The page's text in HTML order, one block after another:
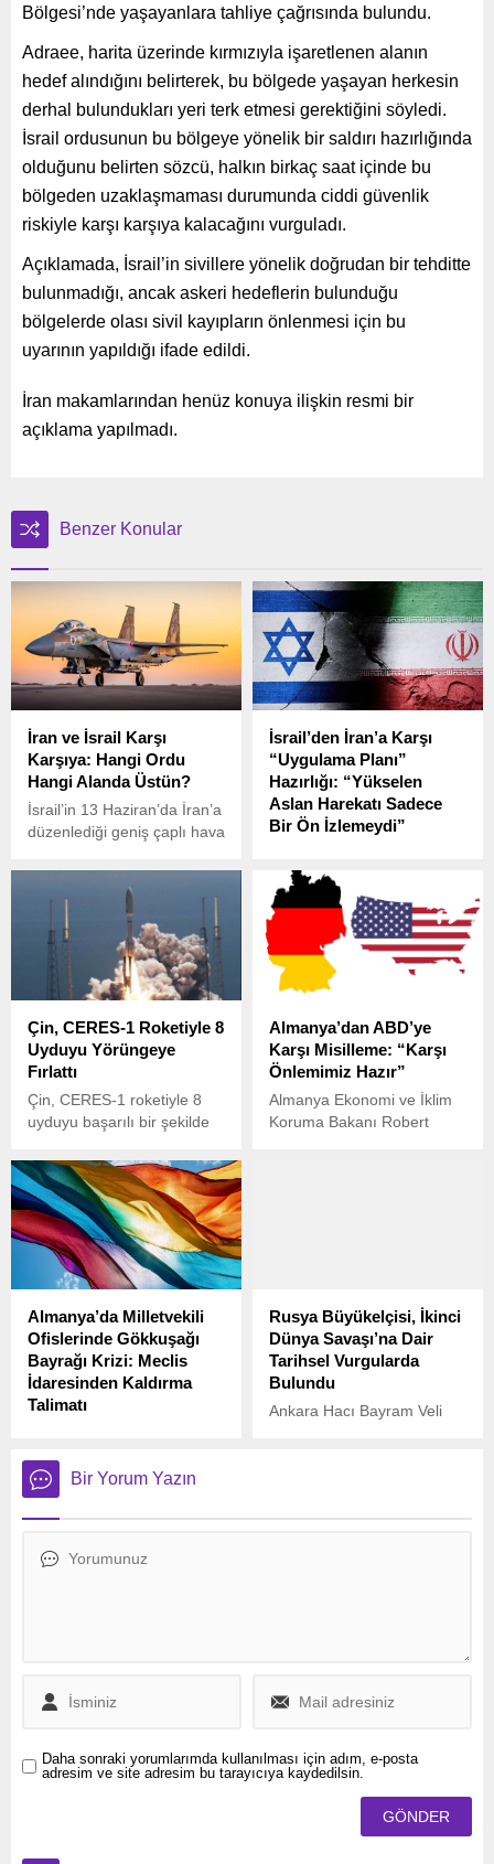
Bölgesi’nde yaşayanlara tahliye çağrısında bulundu.
Adraee, harita üzerinde kırmızıyla işaretlenen alanın
hedef alındığını belirterek, bu bölgede yaşayan herkesin
derhal bulundukları yeri terk etmesi gerektiğini söyledi.
İsrail ordusunun bu bölgeye yönelik bir saldırı hazırlığında
olduğunu belirten sözcü, halkın birkaç saat içinde bu
bölgeden uzaklaşmaması durumunda ciddi güvenlik
riskiyle karşı karşıya kalacağını vurguladı.
Açıklamada, İsrail’in sivillere yönelik doğrudan bir tehditte
bulunmadığı, ancak askeri hedeflerin bulunduğu
bölgelerde olası sivil kayıpların önlenmesi için bu
uyarının yapıldığı ifade edildi.
İran makamlarından henüz konuya ilişkin resmi bir
açıklama yapılmadı.
Benzer Konular
İran ve İsrail Karşı
Karşıya: Hangi Ordu
Hangi Alanda Üstün?
İsrail’in 13 Haziran’da İran’a
düzenlediği geniş çaplı hava
arasında sıcak çatışma riski
artarken, Global Firepower
2025 verileri ışığında askeri
güç dengesi yeniden
gündeme geldi.
İsrail’den İran’a Karşı
“Uygulama Planı”
Hazırlığı: “Yükselen
Aslan Harekatı Sadece
Bir Ön İzlemeydi”
gerilim, İsrail Savunma
Bakanı İsrael Katz’ın dikkat
çeken açıklamalarıyla yeni
bir aşamaya taşındı. Katz,
İsrail ordusuna İran’a karşı
yeni bir “uygulama planı”
verdiğini duyurdu.
Çin, CERES-1 Roketiyle 8
Uyduyu Yörüngeye
Fırlattı
Çin, CERES-1 roketiyle 8
uyduyu başarılı bir şekilde
Almanya’dan ABD’ye
Karşı Misilleme: “Karşı
Önlemimiz Hazır”
Almanya Ekonomi ve İklim
Koruma Bakanı Robert
Almanya’da Milletvekili
Ofislerinde Gökkuşağı
Bayrağı Krizi: Meclis
İdaresinden Kaldırma
Talimatı
tüzüğü gerekçe göstererek
milletvekillerine ofislerinde
asılı olan gökkuşağı
yönünde talimat verdi.
Rusya Büyükelçisi, İkinci
Dünya Savaşı’na Dair
Tarihsel Vurgularda
Bulundu
Ankara Hacı Bayram Veli
Rusya’nın Ankara
Bir Yorum Yazın
Daha sonraki yorumlarımda kullanılması için adım, e-posta
adresim ve site adresim bu tarayıcıya kaydedilsin.